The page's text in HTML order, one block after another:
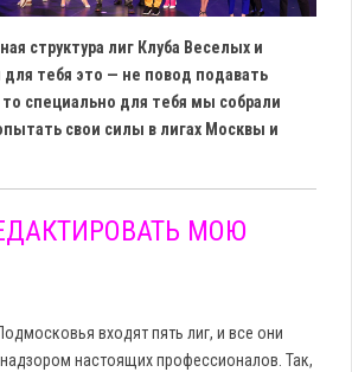
структура лиг Клуба Веселых и
тебя это — не повод подавать
то специально для тебя мы собрали
свои силы в лигах Москвы и
МОЮ
входят пять лиг, и все они
настоящих профессионалов. Так,